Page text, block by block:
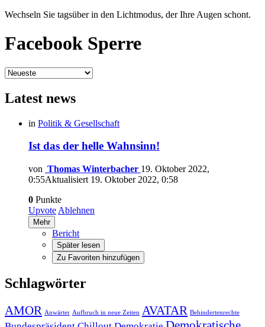
Wechseln Sie tagsüber in den Lichtmodus, der Ihre Augen schont.
Facebook Sperre
Latest news
in Politik & Gesellschaft
Ist das der helle Wahnsinn!
von Thomas Winterbacher 19. Oktober 2022,
0:55Aktualisiert 19. Oktober 2022, 0:58
0 Punkte
Upvote Ablehnen
Mehr
Bericht
Später lesen
Zu Favoriten hinzufügen
Schlagwörter
AMOR Anwärter Aufbruch in neue Zeiten AVATAR Behindertenrechte